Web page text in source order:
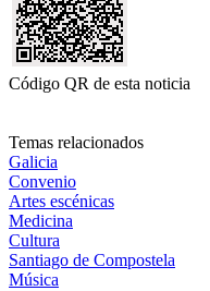
Código QR de esta noticia
Temas relacionados
Galicia
Convenio
Artes escénicas
Medicina
Cultura
Santiago de Compostela
Música